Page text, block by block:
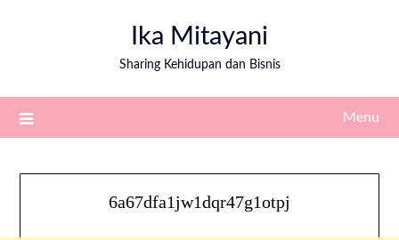
Ika Mitayani
Sharing Kehidupan dan Bisnis
Menu
6a67dfa1jw1dqr47g1otpj